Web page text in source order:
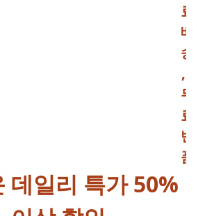
료
배
송
,
무
료
반
데일리 특가 50%